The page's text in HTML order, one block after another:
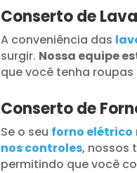
Conserto de
A conveniência das
surgir. Nossa equipe
que você tenha
Conserto de
Se o seu forno elétrico
nos controles, nossos
permitindo que você